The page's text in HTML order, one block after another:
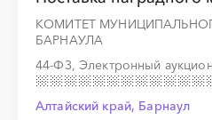
КОМИТЕТ
БАРНАУЛА
44-ФЗ, Электронный аукцион
Алтайский край, Барнаул